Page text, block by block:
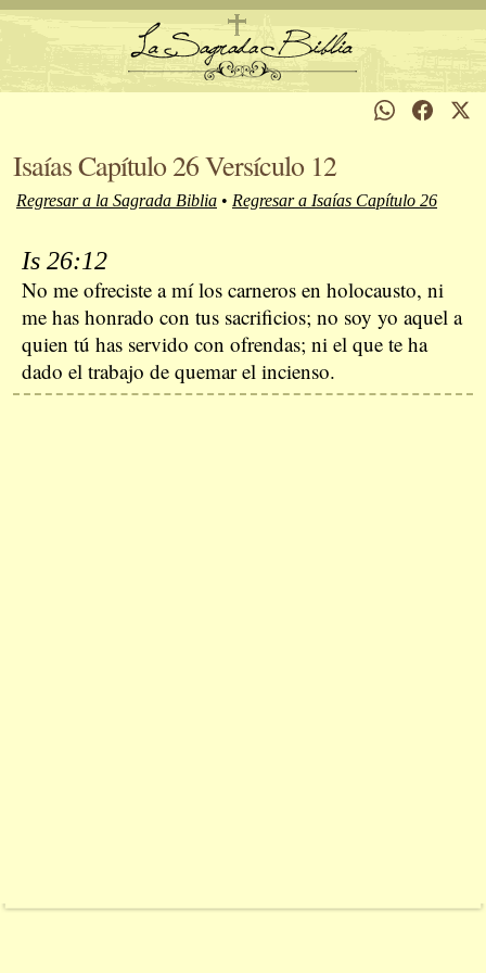
Isaías Capítulo 26 Versículo 12
Regresar a la Sagrada Biblia • Regresar a Isaías Capítulo 26
Is 26:12
No me ofreciste a mí los carneros en holocausto, ni
me has honrado con tus sacrificios; no soy yo aquel a
quien tú has servido con ofrendas; ni el que te ha
dado el trabajo de quemar el incienso.